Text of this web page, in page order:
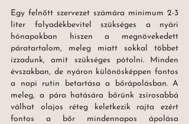
Egy felnőtt szervezet számára minimum 2-3
liter folyadékbevitel szükséges a nyári
hónapokban hiszen a megnövekedett
páratartalom, meleg miatt sokkal többet
izzadunk, amit szükséges pótolni. Minden
évszakban, de nyáron különösképpen fontos
a napi rutin betartása a bőrápolásban. A
meleg, a pára hatására bőrünk zsírosabbá
válhat olajos réteg keletkezik rajta ezért
fontos a bőr mindennapos ápolása